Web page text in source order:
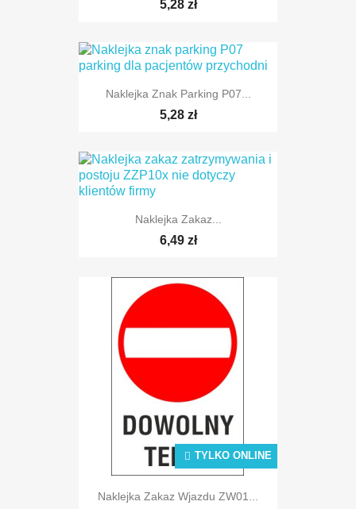
5,28 zł
TYLKO ONLINE
Naklejka Znak Parking P07...
5,28 zł
TYLKO ONLINE
Naklejka Zakaz...
6,49 zł
TYLKO ONLINE
Naklejka Zakaz Wjazdu ZW01...
TYLKO ONLINE